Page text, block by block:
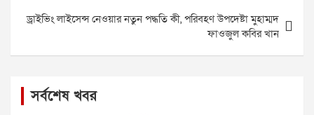
ড্রাইভিং লাইসেন্স নেওয়ার নতুন পদ্ধতি কী, পরিবহণ উপদেষ্টা মুহাম্মদ
ফাওজুল কবির খান
সর্বশেষ খবর